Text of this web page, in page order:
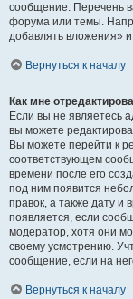
сообщение. Перечень
форума или темы.
добавлять вложения» и
Вернуться к началу
Как мне
Если вы не являетесь
вы можете
Вы можете перейти к
соответствующем
времени после его
под ним появится
правок, а также дату и
появляется, если
модератор, хотя они
своему усмотрению.
сообщение, если на
Вернуться к началу